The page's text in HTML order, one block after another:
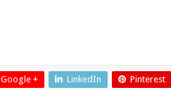
Google + LinkedIn Pinterest